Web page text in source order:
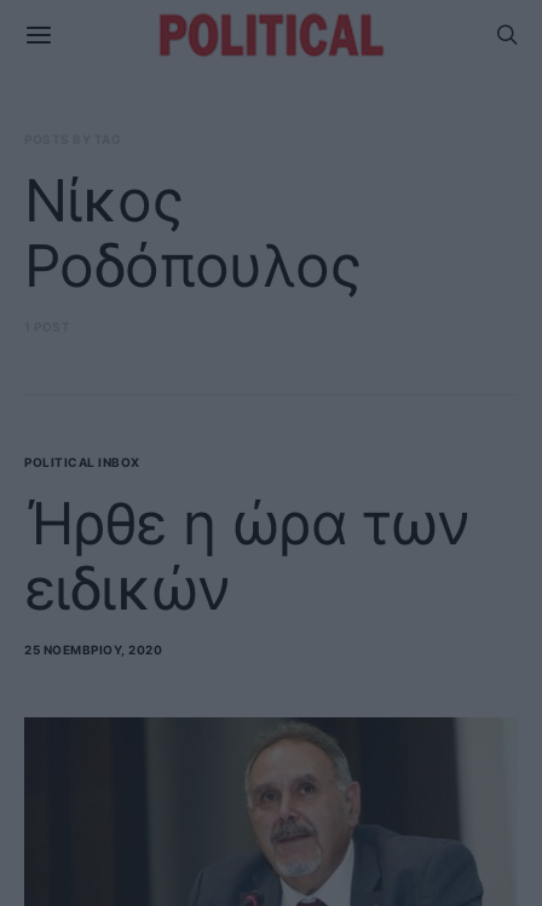
Νίκος
Ροδόπουλος
POLITICAL INBOX
Ήρθε η ώρα των
ειδικών
25 ΝΟΕΜΒΡΊΟΥ, 2020